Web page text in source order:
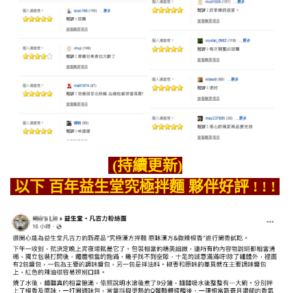
(持續更新)
以下 百年益生堂究極拌麵 夥伴好評 ! ! !